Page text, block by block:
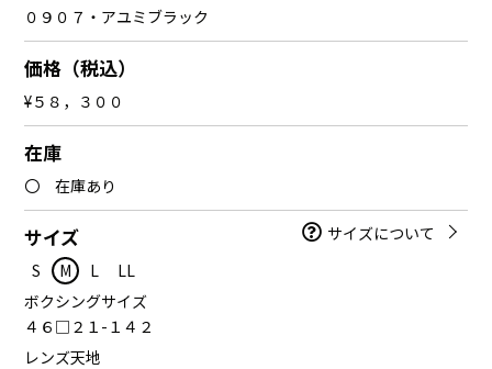
０９０７・アユミブラック
価格（税込）
¥５８，３００
在庫
〇 在庫あり
サイズ
サイズについて
S
M L
LL
ボクシングサイズ
４６□２１-１４２
レンズ天地